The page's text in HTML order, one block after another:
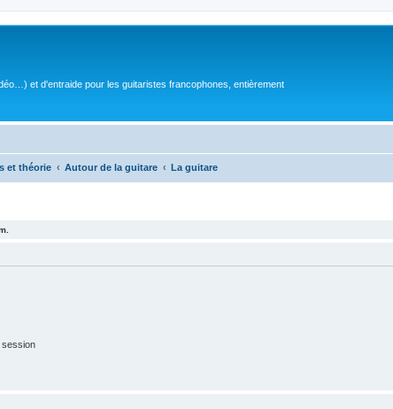
et d'entraide pour les guitaristes francophones, entièrement
et théorie Autour de la guitare La guitare
session